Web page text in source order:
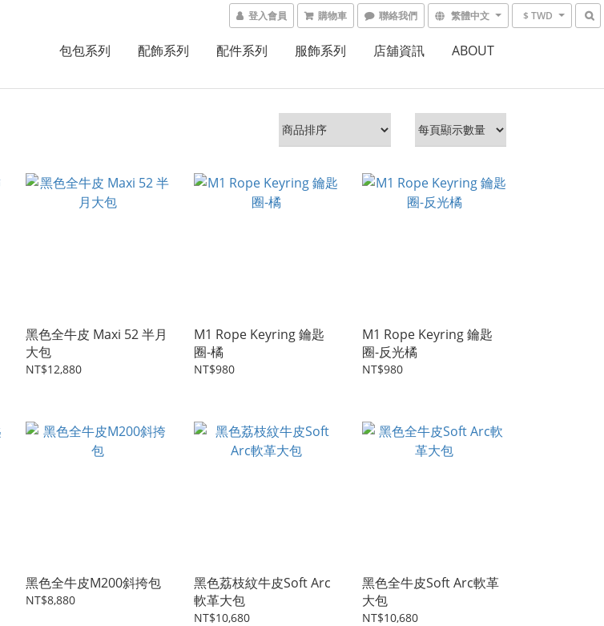
登入會員 購物車 聯絡我們 繁體中文 $ TWD
包包系列 配飾系列 配件系列 服飾系列 店舖資訊 ABOUT
黑色全牛皮 Maxi 52 半月
大包
NT$12,880
M1 Rope Keyring 鑰匙
圈-橘
NT$980
M1 Rope Keyring 鑰匙
圈-反光橘
NT$980
黑色全牛皮M200斜挎包
NT$8,880
黑色荔枝紋牛皮Soft Arc
軟革大包
NT$10,680
黑色全牛皮Soft Arc軟革
大包
NT$10,680